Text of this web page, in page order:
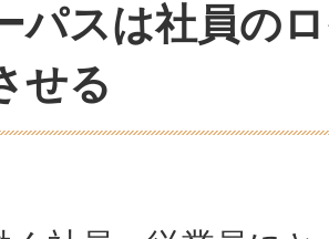
パスは社員の
せる